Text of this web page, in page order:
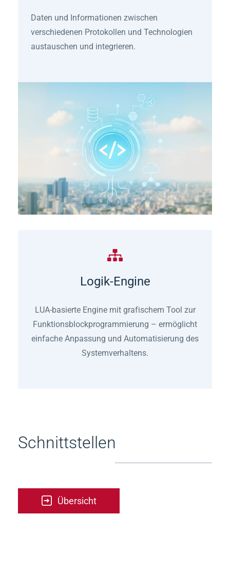
Daten und Informationen zwischen
verschiedenen Protokollen und Technologien
austauschen und integrieren.
Logik-Engine
LUA-basierte Engine mit grafischem Tool zur
Funktionsblockprogrammierung – ermöglicht
einfache Anpassung und Automatisierung des
Systemverhaltens.
Schnittstellen
Übersicht